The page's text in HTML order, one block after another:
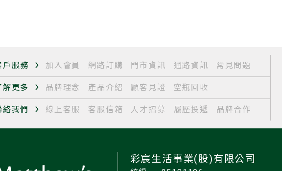
戶服務 加入會員 網路訂購 門市資訊 通路資訊 常見問題
解更多 品牌理念 產品介紹 顧客見證 空瓶回收
絡我們 線上客服 客服信箱 人才招募 履歷投遞 品牌合作
彩宸生活事業(股)有限公司